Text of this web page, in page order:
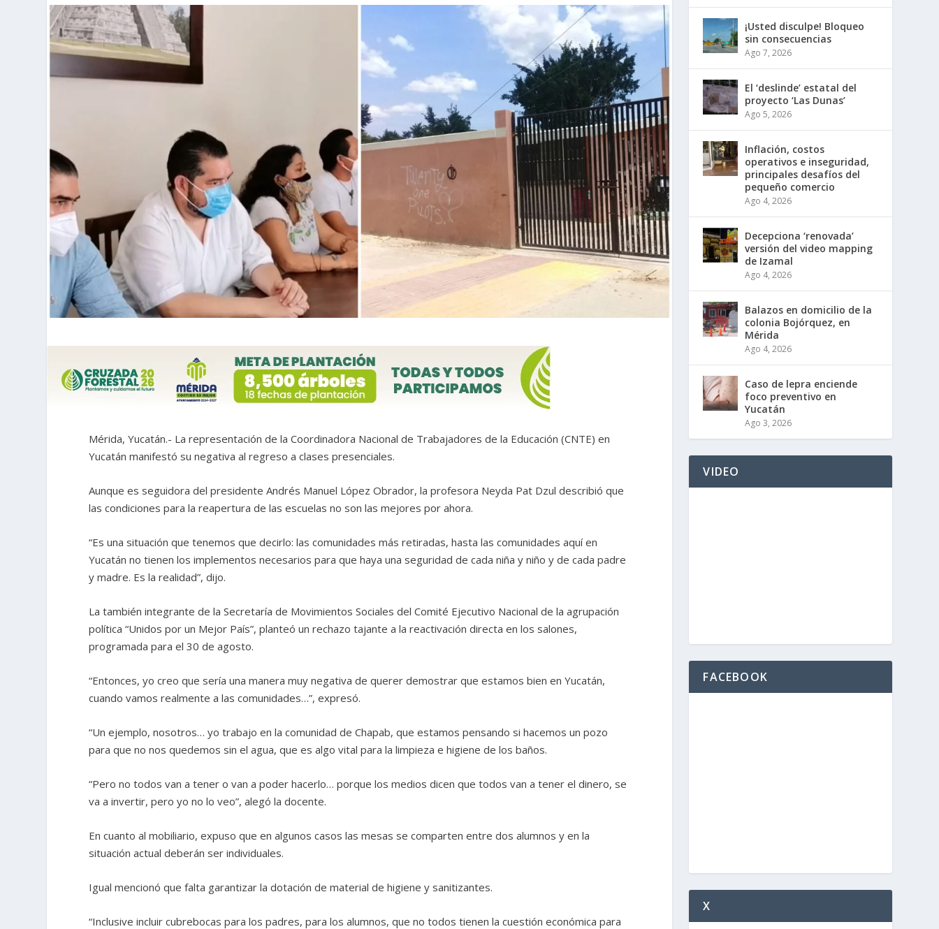
Mérida, Yucatán.- La representación de la Coordinadora Nacional de Trabajadores de la Educación (CNTE) en
Yucatán manifestó su negativa al regreso a clases presenciales.
Aunque es seguidora del presidente Andrés Manuel López Obrador, la profesora Neyda Pat Dzul describió que
las condiciones para la reapertura de las escuelas no son las mejores por ahora.
“Es una situación que tenemos que decirlo: las comunidades más retiradas, hasta las comunidades aquí en
Yucatán no tienen los implementos necesarios para que haya una seguridad de cada niña y niño y de cada padre
y madre. Es la realidad”, dijo.
La también integrante de la Secretaría de Movimientos Sociales del Comité Ejecutivo Nacional de la agrupación
política “Unidos por un Mejor País”, planteó un rechazo tajante a la reactivación directa en los salones,
programada para el 30 de agosto.
“Entonces, yo creo que sería una manera muy negativa de querer demostrar que estamos bien en Yucatán,
cuando vamos realmente a las comunidades…”, expresó.
“Un ejemplo, nosotros… yo trabajo en la comunidad de Chapab, que estamos pensando si hacemos un pozo
para que no nos quedemos sin el agua, que es algo vital para la limpieza e higiene de los baños.
“Pero no todos van a tener o van a poder hacerlo… porque los medios dicen que todos van a tener el dinero, se
va a invertir, pero yo no lo veo”, alegó la docente.
En cuanto al mobiliario, expuso que en algunos casos las mesas se comparten entre dos alumnos y en la
situación actual deberán ser individuales.
Igual mencionó que falta garantizar la dotación de material de higiene y sanitizantes.
“Inclusive incluir cubrebocas para los padres, para los alumnos, que no todos tienen la cuestión económica para
¡Usted disculpe! Bloqueo
sin consecuencias
Ago 7, 2026
El ‘deslinde’ estatal del
proyecto ‘Las Dunas’
Ago 5, 2026
Inflación, costos
operativos e inseguridad,
principales desafíos del
pequeño comercio
Ago 4, 2026
Decepciona ‘renovada’
versión del video mapping
de Izamal
Ago 4, 2026
Balazos en domicilio de la
colonia Bojórquez, en
Mérida
Ago 4, 2026
Caso de lepra enciende
foco preventivo en
Yucatán
Ago 3, 2026
VIDEO
FACEBOOK
X